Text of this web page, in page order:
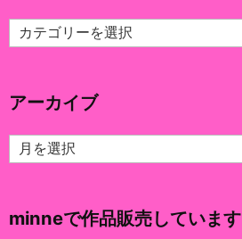
カ
テ
ー
アーカイブ
ア
ー
ブ
minneで作品販売しています